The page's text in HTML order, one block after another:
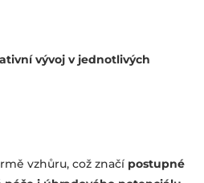
vývoj v jednotlivých
vzhůru, což značí postupné